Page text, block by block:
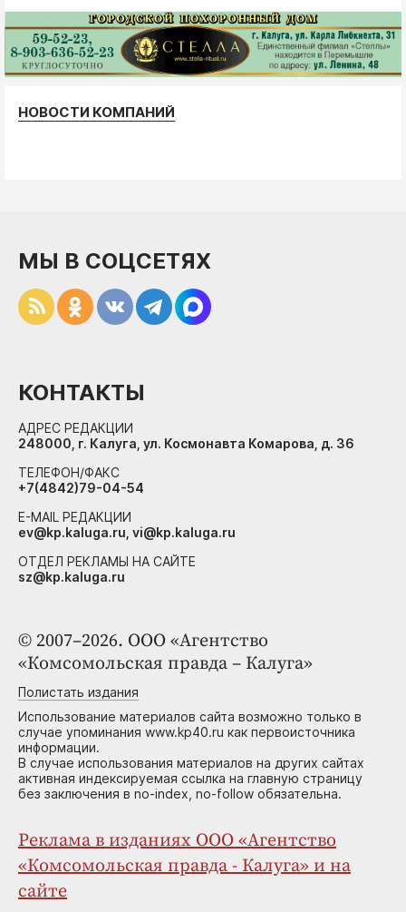
НОВОСТИ КОМПАНИЙ
© 2007–2026. ООО «Агентство
«Комсомольская правда – Калуга»
Полистать издания
Использование материалов сайта возможно только в
случае упоминания www.kp40.ru как первоисточника
информации.
В случае использования материалов на других сайтах
активная индексируемая ссылка на главную страницу
без заключения в no-index, no-follow обязательна.
Реклама в изданиях ООО «Агентство
«Комсомольская правда - Калуга» и на
сайте
МЫ В СОЦСЕТЯХ
КОНТАКТЫ
АДРЕС РЕДАКЦИИ
248000, г. Калуга, ул. Космонавта Комарова, д. 36
ТЕЛЕФОН/ФАКС
+7(4842)79-04-54
E-MAIL РЕДАКЦИИ
ev@kp.kaluga.ru, vi@kp.kaluga.ru
ОТДЕЛ РЕКЛАМЫ НА САЙТЕ
sz@kp.kaluga.ru